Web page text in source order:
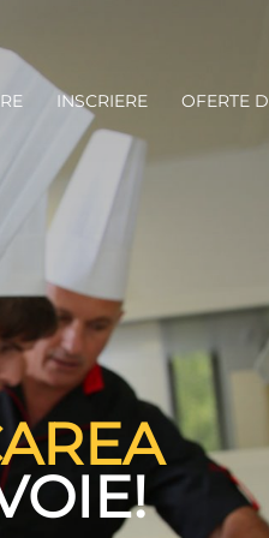
INSCRIERE OFERTE